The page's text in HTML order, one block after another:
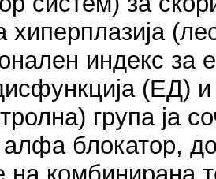
хиперплазија
индекс за
(ЕД)
група ја
алфа блокатор,